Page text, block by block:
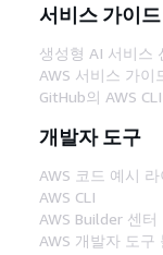
서비스 가이드
생성형 AI 서비스
AWS 서비스 가이
GitHub의 AWS
개발자 도구
AWS 코드 예시
AWS CLI
AWS Builder 센터
AWS 개발자 도구